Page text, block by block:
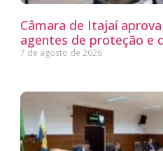
Câmara de Itajaí
agentes de proteção e
7 de agosto de 2026